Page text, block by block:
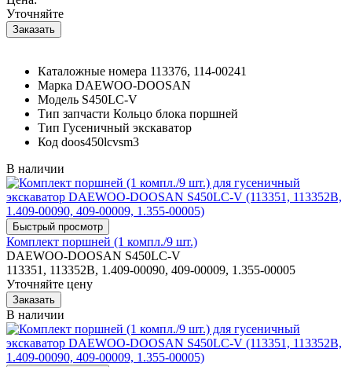
Уточняйте
Каталожные номера 113376, 114-00241
Марка DAEWOO-DOOSAN
Модель S450LC-V
Тип запчасти Кольцо блока поршней
Тип Гусеничный экскаватор
Код doos450lcvsm3
В наличии
Комплект поршней (1 компл./9 шт.)
DAEWOO-DOOSAN S450LC-V
113351, 113352B, 1.409-00090, 409-00009, 1.355-00005
Уточняйте цену
В наличии